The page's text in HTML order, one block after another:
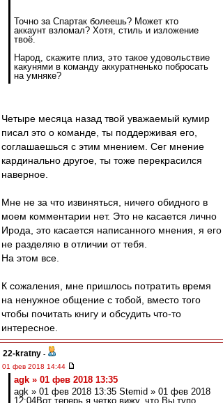
Точно за Спартак болеешь? Может кто
аккаунт взломал? Хотя, стиль и изложение
твоё.
Народ, скажите плиз, это такое удовольствие
какунями в команду аккуратненько побросать
на умняке?
Четыре месяца назад твой уважаемый кумир
писал это о команде, ты поддерживая его,
соглашаешься с этим мнением. Сег мнение
кардинально другое, ты тоже перекрасился
наверное.
Мне не за что извиняться, ничего обидного в
моем комментарии нет. Это не касается лично
Ирода, это касается написанного мнения, я его
не разделяю в отличии от тебя.
На этом все.
К сожаления, мне пришлось потратить время
на ненужное общение с тобой, вместо того
чтобы почитать книгу и обсудить что-то
интересное.
22-kratny -
01 фев 2018 14:44
agk » 01 фев 2018 13:35
agk » 01 фев 2018 13:35 Stemid » 01 фев 2018
12:04Вот теперь я четко вижу, что Вы тупо